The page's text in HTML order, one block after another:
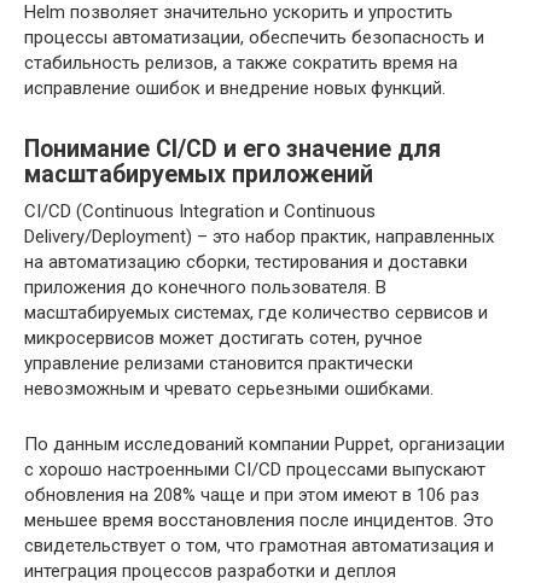
Helm позволяет значительно ускорить и упростить
процессы автоматизации, обеспечить безопасность и
стабильность релизов, а также сократить время на
исправление ошибок и внедрение новых функций.
Понимание CI/CD и его значение для
масштабируемых приложений
CI/CD (Continuous Integration и Continuous
Delivery/Deployment) – это набор практик, направленных
на автоматизацию сборки, тестирования и доставки
приложения до конечного пользователя. В
масштабируемых системах, где количество сервисов и
микросервисов может достигать сотен, ручное
управление релизами становится практически
невозможным и чревато серьезными ошибками.
По данным исследований компании Puppet, организации
с хорошо настроенными CI/CD процессами выпускают
обновления на 208% чаще и при этом имеют в 106 раз
меньшее время восстановления после инцидентов. Это
свидетельствует о том, что грамотная автоматизация и
интеграция процессов разработки и деплоя